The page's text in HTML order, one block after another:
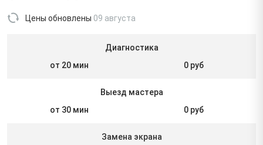
Цены обновлены 09 августа
Диагностика
от 20 мин
0 руб
Выезд мастера
от 30 мин
0 руб
Замена экрана